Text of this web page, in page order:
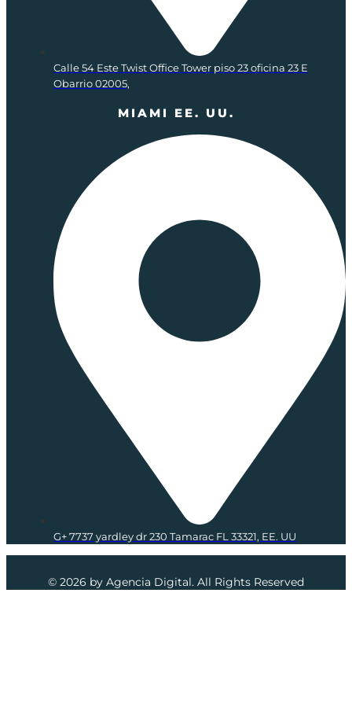
Calle 54 Este Twist Office Tower piso 23 oficina 23 E
Obarrio 02005,
MIAMI EE. UU.
G+ 7737 yardley dr 230 Tamarac FL 33321, EE. UU
© 2026 by Agencia Digital. All Rights Reserved